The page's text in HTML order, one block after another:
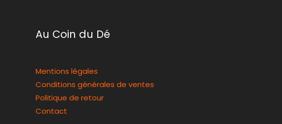
Au Coin du Dé
Mentions légales
Conditions générales de ventes
Politique de retour
Contact